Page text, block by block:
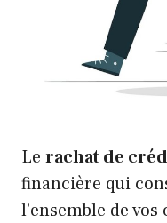
Le rachat de
financière qui
l’ensemble de